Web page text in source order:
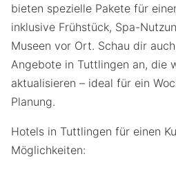
bieten spezielle Pakete für
inklusive Frühstück, Spa-
Museen vor Ort. Schau dir
Angebote in Tuttlingen an, die
aktualisieren – ideal für ein
Planung.
Hotels in Tuttlingen für einen
Möglichkeiten: